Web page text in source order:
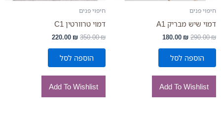
חיפוי פנים
דמוי שיש מבריק A1
290.00₪
180.00 ₪
הוספה לסל
Add To Wishlist
חיפוי פנים
דמוי טרוורטין C1
350.00₪
220.00 ₪
הוספה לסל
Add To Wishlist